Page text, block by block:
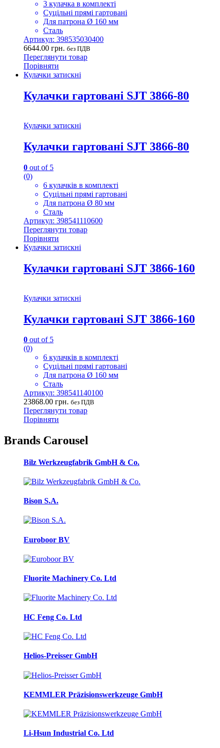
3 кулачка в комплекті
Суцільні прямі гартовані
Для патрона Ø 160 мм
Сталь
Артикул: 398535030400
6644.00 грн. без ПДВ
Переглянути товар
Порівняти
Кулачки затискні
Кулачки гартовані SJT 3866-80
Кулачки затискні
Кулачки гартовані SJT 3866-80
0 out of 5
(0)
6 кулачків в комплекті
Суцільні прямі гартовані
Для патрона Ø 80 мм
Сталь
Артикул: 398541110600
Переглянути товар
Порівняти
Кулачки затискні
Кулачки гартовані SJT 3866-160
Кулачки затискні
Кулачки гартовані SJT 3866-160
0 out of 5
(0)
6 кулачків в комплекті
Суцільні прямі гартовані
Для патрона Ø 160 мм
Сталь
Артикул: 398541140100
23868.00 грн. без ПДВ
Переглянути товар
Порівняти
Brands Carousel
Bilz Werkzeugfabrik GmbH & Co.
Bison S.A.
Euroboor BV
Fluorite Machinery Co. Ltd
HC Feng Co. Ltd
Helios-Preisser GmbH
KEMMLER Präzisionswerkzeuge GmbH
Li-Hsun Industrial Co. Ltd